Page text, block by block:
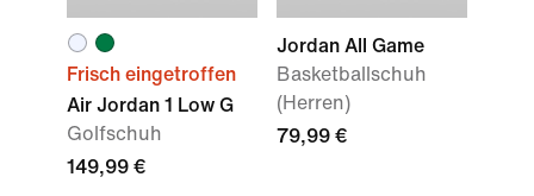
Frisch eingetroffen
Air Jordan 1 Low G
Golfschuh
149,99 €
Jordan All Game
Basketballschuh
(Herren)
79,99 €